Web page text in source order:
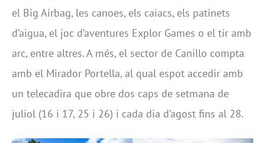
el Big Airbag, les canoes, els caiacs, els patinets
d’aigua, el joc d’aventures Explor Games o el tir amb
arc, entre altres. A més, el sector de Canillo compta
amb el Mirador Portella, al qual espot accedir amb
un telecadira que obre dos caps de setmana de
juliol (16 i 17, 25 i 26) i cada dia d’agost fins al 28.